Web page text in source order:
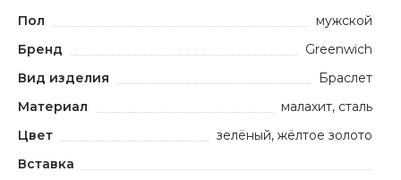
Пол
мужской
Бренд
Greenwich
Вид изделия
Браслет
Материал
малахит, сталь
Цвет
зелёный, жёлтое золото
Вставка